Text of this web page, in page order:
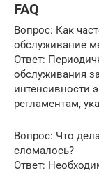
FAQ
Вопрос: Как
обслуживание
Ответ:
обслуживания
интенсивности
регламентам,
Вопрос: Что
сломалось?
Ответ: